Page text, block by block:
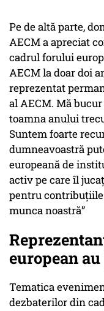
Pe de altă parte,
AECM a apreciat
cadrul forului
AECM la doar doi
reprezentat
al AECM. Mă
toamna anului
Suntem foarte
dumneavoastră
europeană de
activ pe care îl
pentru contribuțiile
munca noastră”
european
Tematica
dezbaterilor din